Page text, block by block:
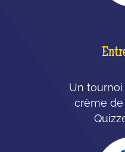
Un tournoi
crème